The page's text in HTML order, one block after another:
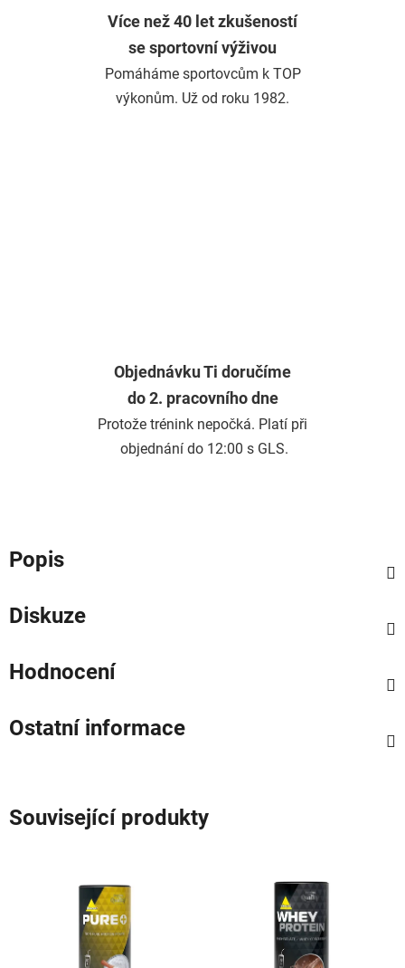
Více než 40 let zkušeností
se sportovní výživou
Pomáháme sportovcům k TOP
výkonům. Už od roku 1982.
Objednávku Ti doručíme
do 2. pracovního dne
Protože trénink nepočká. Platí při
objednání do 12:00 s GLS.
Popis
Diskuze
Hodnocení
Ostatní informace
Související produkty